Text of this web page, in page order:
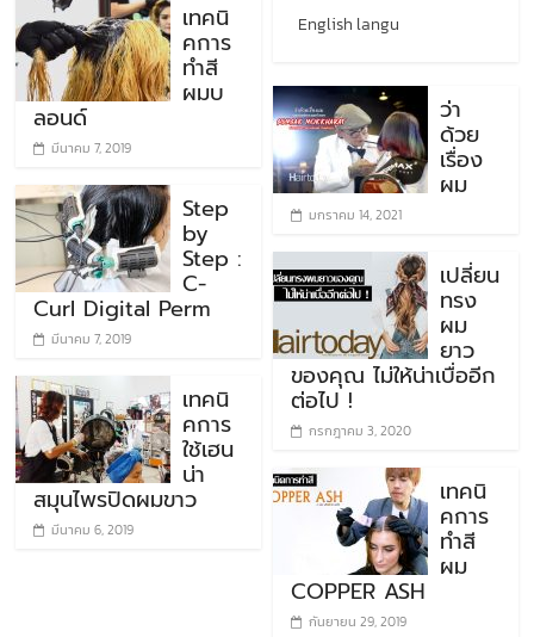
เทคนิ
คการ
ทำสี
ผมบ
ลอนด์
มีนาคม 7, 2019
Step
by
Step :
C-
Curl Digital Perm
มีนาคม 7, 2019
เทคนิ
คการ
ใช้เฮน
น่า
สมุนไพรปิดผมขาว
มีนาคม 6, 2019
English langu
ว่า
ด้วย
เรื่อง
ผม
มกราคม 14, 2021
เปลี่ยน
ทรง
ผม
ยาว
ของคุณ ไม่ให้น่าเบื่ออีก
ต่อไป !
กรกฎาคม 3, 2020
เทคนิ
คการ
ทำสี
ผม
COPPER ASH
กันยายน 29, 2019